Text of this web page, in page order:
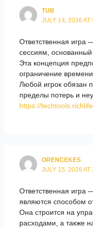
TUB
JULY 14, 2026 AT
Ответственная игра
сессиям,
Эта концепция
ограничение
Любой игрок обязан
пределы потерь и
https://
ORENCEKES
JULY 15, 2026 AT
Ответственная игра
являются способом
Она строится на
расходами, а также